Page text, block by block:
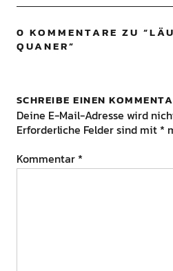
0 KOMMENTARE ZU “
QUANER”
SCHREIBE EINEN
Deine E-Mail-Adresse wird
Erforderliche Felder sind mit *
Kommentar *